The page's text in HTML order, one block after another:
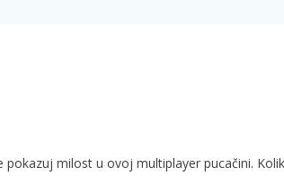
milost u ovoj multiplayer pucačini.